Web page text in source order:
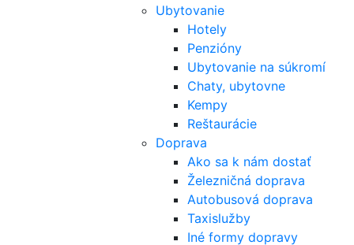
Ubytovanie
Hotely
Penzióny
Ubytovanie na súkromí
Chaty, ubytovne
Kempy
Reštaurácie
Doprava
Ako sa k nám dostať
Železničná doprava
Autobusová doprava
Taxislužby
Iné formy dopravy